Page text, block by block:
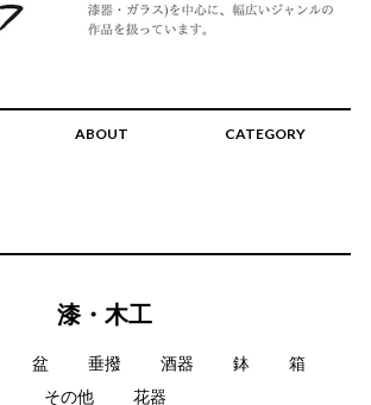
ABOUT CATEGORY
漆・木工
盆 垂撥 酒器 鉢
箱
その他
花器